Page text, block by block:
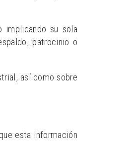
implicando su sola
patrocinio o
así como sobre
esta información